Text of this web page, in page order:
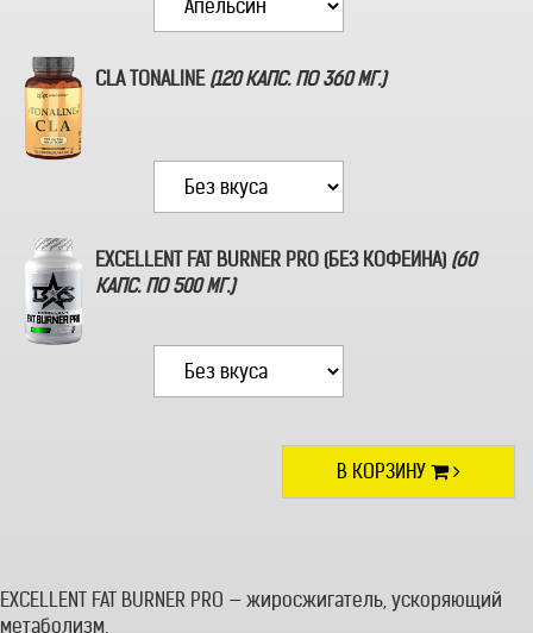
CLA TONALINE (120 КАПС. ПО 360 МГ.)
EXCELLENT FAT BURNER PRO (БЕЗ КОФЕИНА) (60
КАПС. ПО 500 МГ.)
В КОРЗИНУ
EXCELLENT FAT BURNER PRO — жиросжигатель, ускоряющий
метаболизм.